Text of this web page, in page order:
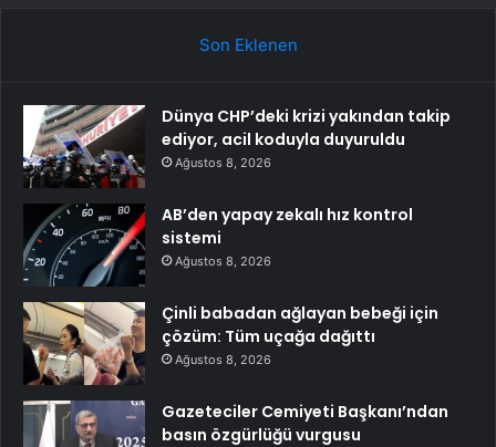
Son Eklenen
Dünya CHP’deki krizi yakından takip
ediyor, acil koduyla duyuruldu
Ağustos 8, 2026
AB’den yapay zekalı hız kontrol
sistemi
Ağustos 8, 2026
Çinli babadan ağlayan bebeği için
çözüm: Tüm uçağa dağıttı
Ağustos 8, 2026
Gazeteciler Cemiyeti Başkanı’ndan
basın özgürlüğü vurgusu